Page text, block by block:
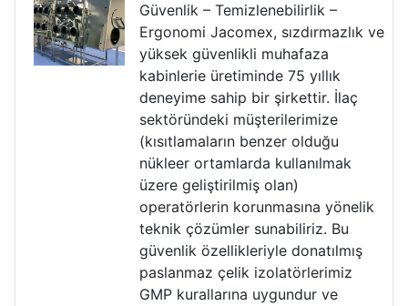
Güvenlik – Temizlenebilirlik –
Ergonomi Jacomex, sızdırmazlık ve
yüksek güvenlikli muhafaza
kabinlerie üretiminde 75 yıllık
deneyime sahip bir şirkettir. İlaç
sektöründeki müşterilerimize
(kısıtlamaların benzer olduğu
nükleer ortamlarda kullanılmak
üzere geliştirilmiş olan)
operatörlerin korunmasına yönelik
teknik çözümler sunabiliriz. Bu
güvenlik özellikleriyle donatılmış
paslanmaz çelik izolatörlerimiz
GMP kurallarına uygundur ve